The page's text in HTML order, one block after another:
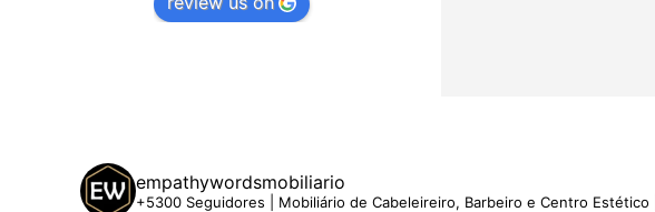
empathywordsmobiliario
+5300 Seguidores | Mobiliário de Cabeleireiro, Barbeiro e Centro Estético |